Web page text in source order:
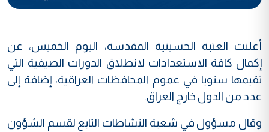
أعلنت العتبة الحسينية المقدسة، اليوم الخميس، عن
إكمال كافة الاستعدادات لانطلاق الدورات الصيفية التي
تقيمها سنويا في عموم المحافظات العراقية، إضافة إلى
عدد من الدول خارج العراق.
وقال مسؤول في شعبة النشاطات التابع لقسم الشؤون